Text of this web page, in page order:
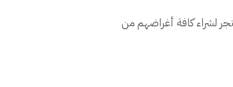
لشراء كافة أغراضهم من